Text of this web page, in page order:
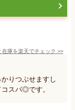
在庫を楽天でチェック >>
りつぶせますし
スパ◎です。